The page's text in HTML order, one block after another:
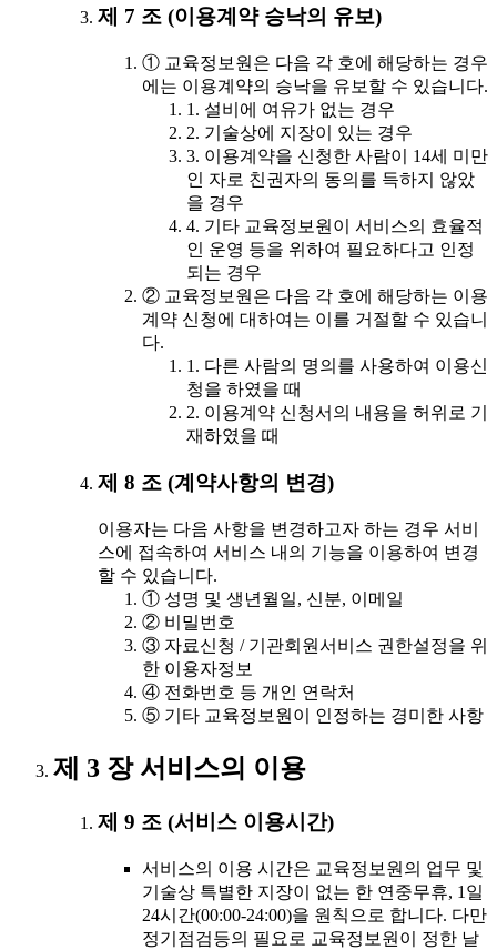
제 7 조 (이용계약 승낙의 유보)
① 교육정보원은 다음 각 호에 해당하는 경우
에는 이용계약의 승낙을 유보할 수 있습니다.
1. 설비에 여유가 없는 경우
2. 기술상에 지장이 있는 경우
3. 이용계약을 신청한 사람이 14세 미만
인 자로 친권자의 동의를 득하지 않았
을 경우
4. 기타 교육정보원이 서비스의 효율적
인 운영 등을 위하여 필요하다고 인정
되는 경우
② 교육정보원은 다음 각 호에 해당하는 이용
계약 신청에 대하여는 이를 거절할 수 있습니
다.
1. 다른 사람의 명의를 사용하여 이용신
청을 하였을 때
2. 이용계약 신청서의 내용을 허위로 기
재하였을 때
제 8 조 (계약사항의 변경)
이용자는 다음 사항을 변경하고자 하는 경우 서비
스에 접속하여 서비스 내의 기능을 이용하여 변경
할 수 있습니다.
① 성명 및 생년월일, 신분, 이메일
② 비밀번호
③ 자료신청 / 기관회원서비스 권한설정을 위
한 이용자정보
④ 전화번호 등 개인 연락처
⑤ 기타 교육정보원이 인정하는 경미한 사항
제 3 장 서비스의 이용
제 9 조 (서비스 이용시간)
서비스의 이용 시간은 교육정보원의 업무 및
기술상 특별한 지장이 없는 한 연중무휴, 1일
24시간(00:00-24:00)을 원칙으로 합니다. 다만
정기점검등의 필요로 교육정보원이 정한 날